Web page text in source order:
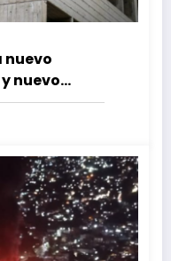
nuevo
nuevo
Eléctricos